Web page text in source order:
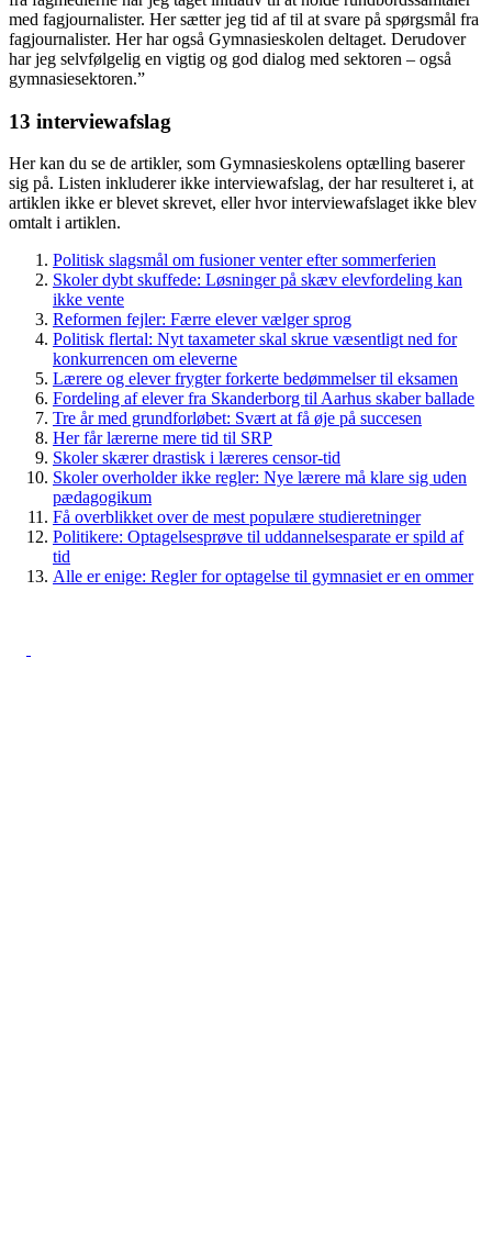
med fagjournalister. Her sætter jeg tid af til at svare på spørgsmål fra
fagjournalister. Her har også Gymnasieskolen deltaget. Derudover
har jeg selvfølgelig en vigtig og god dialog med sektoren – også
gymnasiesektoren.”
13 interviewafslag
Her kan du se de artikler, som Gymnasieskolens optælling baserer
sig på. Listen inkluderer ikke interviewafslag, der har resulteret i, at
artiklen ikke er blevet skrevet, eller hvor interviewafslaget ikke blev
omtalt i artiklen.
Politisk slagsmål om fusioner venter efter sommerferien
Skoler dybt skuffede: Løsninger på skæv elevfordeling kan
ikke vente
Reformen fejler: Færre elever vælger sprog
Politisk flertal: Nyt taxameter skal skrue væsentligt ned for
konkurrencen om eleverne
Lærere og elever frygter forkerte bedømmelser til eksamen
Fordeling af elever fra Skanderborg til Aarhus skaber ballade
Tre år med grundforløbet: Svært at få øje på succesen
Her får lærerne mere tid til SRP
Skoler skærer drastisk i læreres censor-tid
Skoler overholder ikke regler: Nye lærere må klare sig uden
pædagogikum
Få overblikket over de mest populære studieretninger
Politikere: Optagelsesprøve til uddannelsesparate er spild af
tid
Alle er enige: Regler for optagelse til gymnasiet er en ommer